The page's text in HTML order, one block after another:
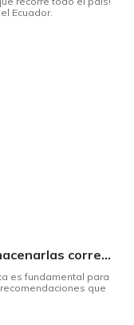
Ecuador.
Proteínas seguras, guía para almacenarlas correctamente Copiar
es fundamental para
que